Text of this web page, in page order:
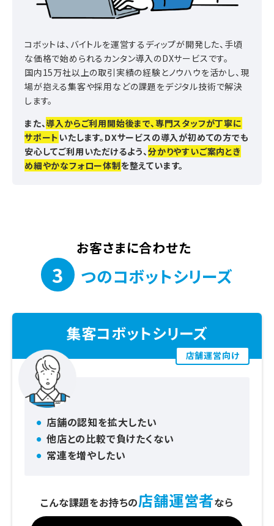
コボットは、バイトルを運営するディップが開発した、手頃
な価格で始められるカンタン導入のDXサービスです。
国内15万社以上の取引実績の経験とノウハウを活かし、現
場が抱える集客や採用などの課題をデジタル技術で解決
します。
また、導入からご利用開始後まで、専門スタッフが丁寧に
サポート いたします。DXサービスの導入が初めての方でも
安心してご利用いただけるよう、分かりやすいご案内とき
め細やかなフォロー体制を整えています。
お客さまに合わせた
3 つのコボットシリーズ
集客コボットシリーズ
店舗運営向け
店舗の認知を拡大したい
他店との比較で負けたくない
常連を増やしたい
こんな課題をお持ちの店舗運営者なら